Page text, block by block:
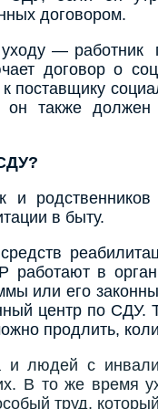
договором.
— работник
договор о
поставщику
также должен
и
в быту.
работают в
или его
центр по
продлить,
людей с
В то же время
труд,